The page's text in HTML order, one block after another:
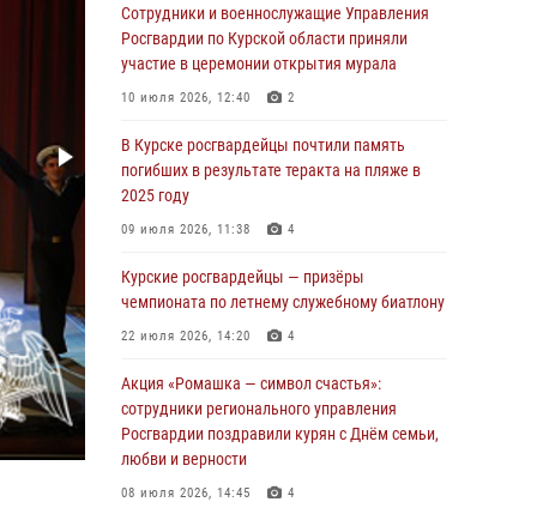
Курске пресечена попытка сбыта крупной
партии наркотиков
04 августа 2026, 12:52
Курской области проверили 85 владельцев
оружия
04 августа 2026, 07:00
прошедшую неделю совершили 297 выездов
по сигналу «тревога»
03 августа 2026, 09:46
За прошедшую неделю росгвардейцы
Курской области проверили более 90
владельцев оружия
30 июля 2026, 07:00
Сотрудники и военнослужащие Управления
Росгвардии по Курской области приняли
участие в церемонии открытия мурала
10 июля 2026, 12:40 2
В Курске росгвардейцы почтили память
погибших в результате теракта на пляже в
2025 году
09 июля 2026, 11:38 4
Курские росгвардейцы — призёры
чемпионата по летнему служебному биатлону
22 июля 2026, 14:20 4
Акция «Ромашка — символ счастья»:
сотрудники регионального управления
Росгвардии поздравили курян с Днём семьи,
любви и верности
08 июля 2026, 14:45 4